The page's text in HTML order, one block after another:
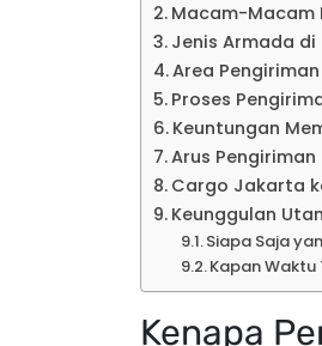
Macam-Macam
Jenis Armada di
Area
Proses
Keuntungan
Arus
Cargo Jakarta
Keunggulan
Siapa Saja
Kapan Waktu
Kenapa